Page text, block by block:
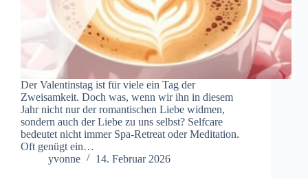
Der Valentinstag ist für viele ein Tag der
Zweisamkeit. Doch was, wenn wir ihn in diesem
Jahr nicht nur der romantischen Liebe widmen,
sondern auch der Liebe zu uns selbst? Selfcare
bedeutet nicht immer Spa-Retreat oder Meditation.
Oft genügt ein…
yvonne
14. Februar 2026